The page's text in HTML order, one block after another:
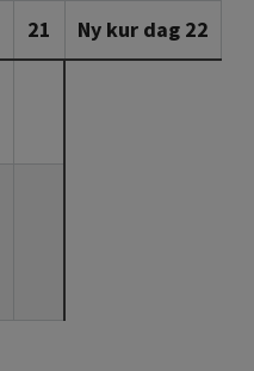
21 Ny kur dag 22